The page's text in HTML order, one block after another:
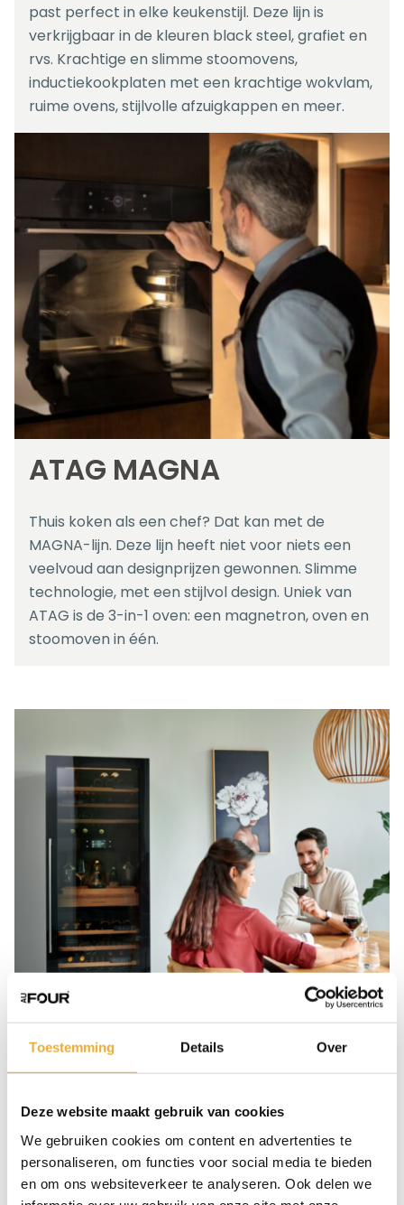
Toestemming Details Over
Deze website maakt gebruik van cookies
We gebruiken cookies om content en advertenties te
personaliseren, om functies voor social media te bieden
en om ons websiteverkeer te analyseren. Ook delen we
past perfect in elke keukenstijl. Deze lijn is
verkrijgbaar in de kleuren black steel, grafiet en
rvs. Krachtige en slimme stoomovens,
inductiekookplaten met een krachtige wokvlam,
ruime ovens, stijlvolle afzuigkappen en meer.
ATAG MAGNA
Thuis koken als een chef? Dat kan met de
MAGNA-lijn. Deze lijn heeft niet voor niets een
veelvoud aan designprijzen gewonnen. Slimme
technologie, met een stijlvol design. Uniek van
ATAG is de 3-in-1 oven: een magnetron, oven en
stoomoven in één.
ATAG in elke keuken
De keukenapparatuur van ATAG is geschikt voor